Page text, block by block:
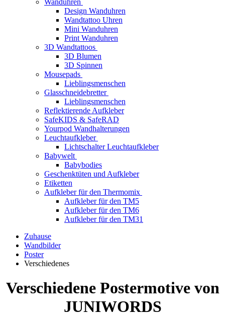
Wanduhren
Design Wanduhren
Wandtattoo Uhren
Mini Wanduhren
Print Wanduhren
3D Wandtattoos
3D Blumen
3D Spinnen
Mousepads
Lieblingsmenschen
Glasschneidebretter
Lieblingsmenschen
Reflektierende Aufkleber
SafeKIDS & SafeRAD
Yourpod Wandhalterungen
Leuchtaufkleber
Lichtschalter Leuchtaufkleber
Babywelt
Babybodies
Geschenktüten und Aufkleber
Etiketten
Aufkleber für den Thermomix
Aufkleber für den TM5
Aufkleber für den TM6
Aufkleber für den TM31
Zuhause
Wandbilder
Poster
Verschiedenes
Verschiedene Postermotive von
JUNIWORDS